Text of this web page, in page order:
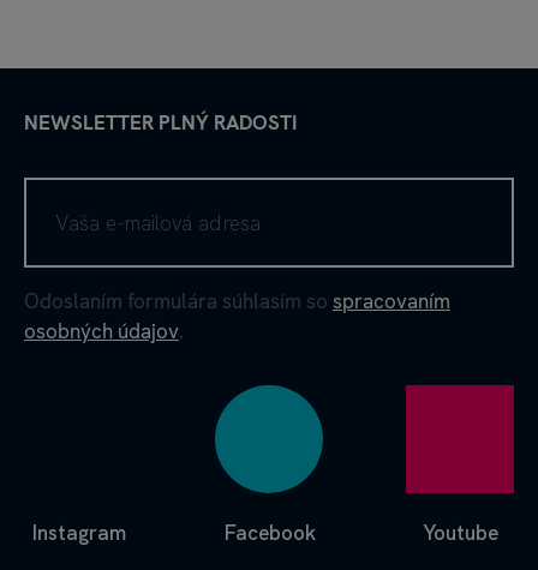
NEWSLETTER PLNÝ RADOSTI
Odoslaním formulára súhlasím so spracovaním
osobných údajov.
Facebook
Instagram Youtube